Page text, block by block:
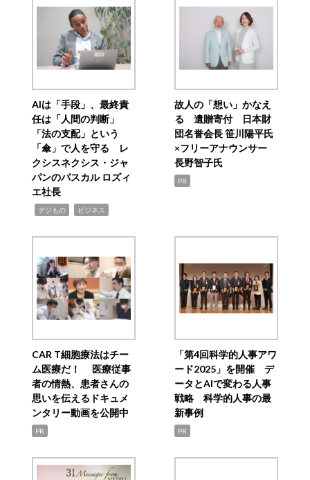
AIは「手段」、最終責
任は「人間の判断」
「法の支配」という
「傘」で人を守る レ
クシスネクシス・ジャ
パンのパスカル ロズィ
エ社長
デジもの ビジネス
故人の「想い」かなえ
る 遺贈寄付 日本財
団名誉会長 笹川陽平氏
×フリーアナウンサー
長野智子氏
PR
CAR T細胞療法はチー
ム医療だ！ 医療従事
者の情熱、患者さんの
思いを伝えるドキュメ
ンタリー動画を公開中
PR
「第4回科学的人事アワ
ード2025」を開催 デ
ータとAIで変わる人事
戦略 科学的人事の最
新事例
PR